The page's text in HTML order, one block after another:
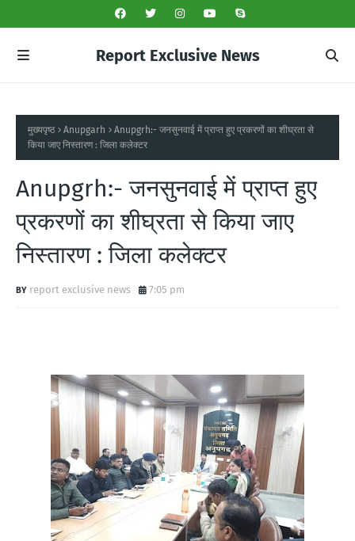
Report Exclusive News
मुख्यपृष्ठ Anupgarh
Anupgrh:- जनसुनवाई में प्राप्त हुए प्रकरणों का शीघ्रता से
किया जाए निस्तारण : जिला कलेक्टर
Anupgrh:- जनसुनवाई में प्राप्त हुए
प्रकरणों का शीघ्रता से किया जाए
निस्तारण : जिला कलेक्टर
report exclusive news 7:05 pm